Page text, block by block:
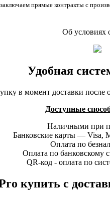
прямые контракты с
Об условиях
Удобная
в момент доставки
Доступные
Наличными при
Банковские карты — Visa,
Оплата по
Оплата по
QR-код - оплата по
купить с